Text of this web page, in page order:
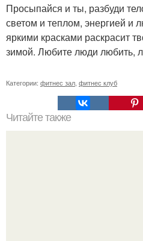
Просыпайся и ты, разбуди
светом и теплом, энергией и
яркими красками раскрасит
зимой. Любите люди любить,
Категории: фитнес зал фитнес клуб
Читайте также